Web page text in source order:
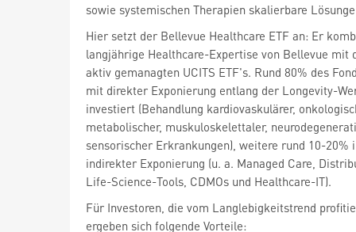
sowie systemischen Therapien skalierbare
Hier setzt der Bellevue Healthcare ETF an: Er
langjährige Healthcare-Expertise von Bellevue mit
aktiv gemanagten UCITS ETF's. Rund 80% des
mit direkter Exponierung entlang der Longevity-
investiert (Behandlung kardiovaskulärer,
metabolischer, muskuloskelettaler,
sensorischer Erkrankungen), weitere rund 10-20%
indirekter Exponierung (u. a. Managed Care,
Life-Science-Tools, CDMOs und Healthcare-IT).
Für Investoren, die vom Langlebigkeitstrend
ergeben sich folgende Vorteile: